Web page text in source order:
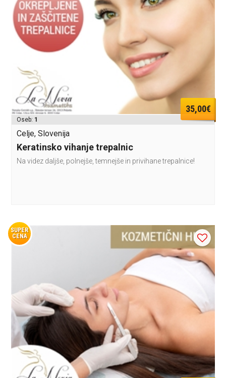
35,00€
Oseb: 1
Celje, Slovenija
Keratinsko vihanje trepalnic
Na videz daljše, polnejše, temnejše in privihane trepalnice!
SUPER
CENA